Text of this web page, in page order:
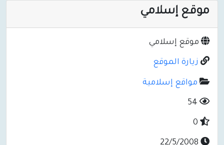
موقع إسلامي
موقع إسلامي
زيارة الموقع
مواقع إسلامية